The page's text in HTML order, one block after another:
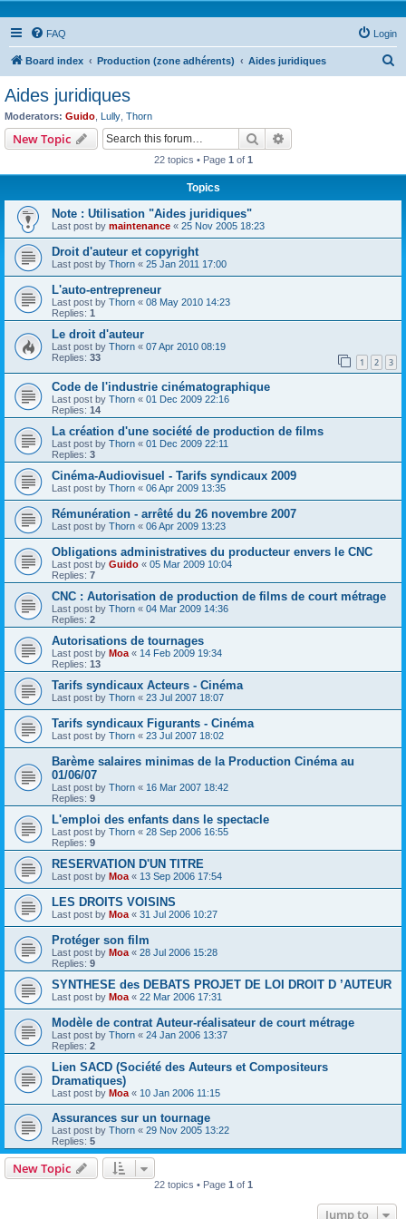
FAQ Login
Board index Production (zone adhérents) Aides juridiques
Aides juridiques
Moderators: Guido Lully Thorn
New Topic Search
22 topics • Page 1 of 1
Topics
Note : Utilisation "Aides juridiques"
Last post by maintenance « 25 Nov 2005 18:23
Droit d'auteur et copyright
Last post by Thorn « 25 Jan 2011 17:00
L'auto-entrepreneur
Last post by Thorn « 08 May 2010 14:23
Replies: 1
Le droit d'auteur
Last post by Thorn « 07 Apr 2010 08:19
Replies: 33 1 2 3
Code de l'industrie cinématographique
Last post by Thorn « 01 Dec 2009 22:16
Replies: 14
La création d'une société de production de films
Last post by Thorn « 01 Dec 2009 22:11
Replies: 3
Cinéma-Audiovisuel - Tarifs syndicaux 2009
Last post by Thorn « 06 Apr 2009 13:35
Rémunération - arrêté du 26 novembre 2007
Last post by Thorn « 06 Apr 2009 13:23
Obligations administratives du producteur envers le CNC
Last post by Guido « 05 Mar 2009 10:04
Replies: 7
CNC : Autorisation de production de films de court métrage
Last post by Thorn « 04 Mar 2009 14:36
Replies: 2
Autorisations de tournages
Last post by Moa « 14 Feb 2009 19:34
Replies: 13
Tarifs syndicaux Acteurs - Cinéma
Last post by Thorn « 23 Jul 2007 18:07
Tarifs syndicaux Figurants - Cinéma
Last post by Thorn « 23 Jul 2007 18:02
Barème salaires minimas de la Production Cinéma au
01/06/07
Last post by Thorn « 16 Mar 2007 18:42
Replies: 9
L'emploi des enfants dans le spectacle
Last post by Thorn « 28 Sep 2006 16:55
Replies: 9
RESERVATION D'UN TITRE
Last post by Moa « 13 Sep 2006 17:54
LES DROITS VOISINS
Last post by Moa « 31 Jul 2006 10:27
Protéger son film
Last post by Moa « 28 Jul 2006 15:28
Replies: 9
SYNTHESE des DEBATS PROJET DE LOI DROIT D ’AUTEUR
Last post by Moa « 22 Mar 2006 17:31
Modèle de contrat Auteur-réalisateur de court métrage
Last post by Thorn « 24 Jan 2006 13:37
Replies: 2
Lien SACD (Société des Auteurs et Compositeurs
Dramatiques)
Last post by Moa « 10 Jan 2006 11:15
Assurances sur un tournage
Last post by Thorn « 29 Nov 2005 13:22
Replies: 5
New Topic
22 topics • Page 1 of 1
Jump to